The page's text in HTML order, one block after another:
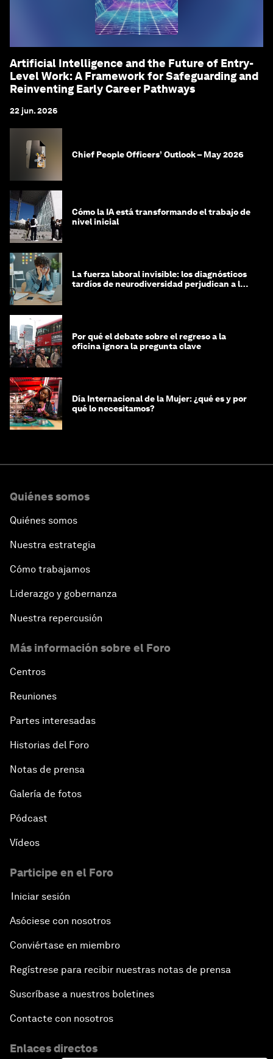
Artificial Intelligence and the Future of Entry-
Level Work: A Framework for Safeguarding and
Reinventing Early Career Pathways
22 jun. 2026
Chief People Officers’ Outlook – May 2026
Cómo la IA está transformando el trabajo de
nivel inicial
La fuerza laboral invisible: los diagnósticos
tardíos de neurodiversidad perjudican a las
Por qué el debate sobre el regreso a la
oficina ignora la pregunta clave
Día Internacional de la Mujer: ¿qué es y por
qué lo necesitamos?
Quiénes somos
Quiénes somos
Nuestra estrategia
Cómo trabajamos
Liderazgo y gobernanza
Nuestra repercusión
Más información sobre el Foro
Centros
Reuniones
Partes interesadas
Historias del Foro
Notas de prensa
Galería de fotos
Pódcast
Vídeos
Participe en el Foro
Iniciar sesión
Asóciese con nosotros
Conviértase en miembro
Regístrese para recibir nuestras notas de prensa
Suscríbase a nuestros boletines
Contacte con nosotros
Enlaces directos